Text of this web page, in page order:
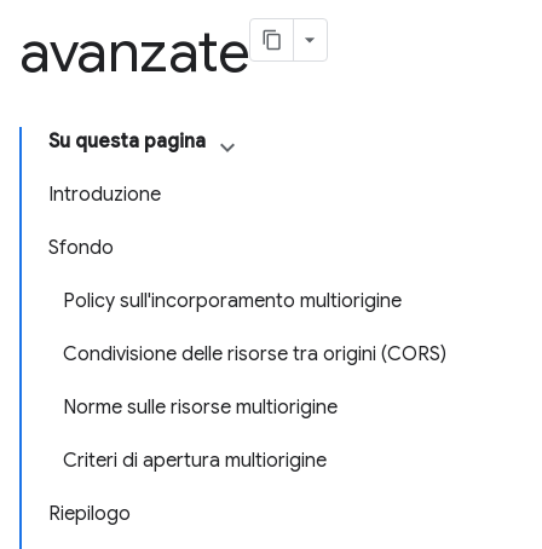
avanzate
Su questa pagina
Introduzione
Sfondo
Policy sull'incorporamento multiorigine
Condivisione delle risorse tra origini (CORS)
Norme sulle risorse multiorigine
Criteri di apertura multiorigine
Riepilogo